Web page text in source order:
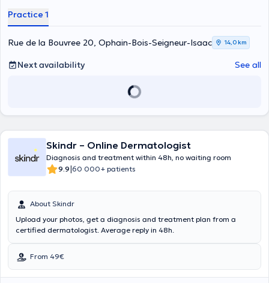
Ophain (Braine l'Alleud) and at the medical center St. George in
Grez-Doiceau . She welcomes you in french en english. Content
translated by google translate
Practice 1
Rue de la Bouvree 20, Ophain-Bois-Seigneur-Isaac 14,0 km
Next availability See all
Skindr – Online Dermatologist
Diagnosis and treatment within 48h, no waiting room
9.9|60 000+ patients
About Skindr
Upload your photos, get a diagnosis and treatment plan from a
certified dermatologist. Average reply in 48h.
From 49€